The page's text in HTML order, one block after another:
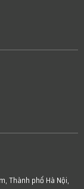
Thành phố Hà Nội,